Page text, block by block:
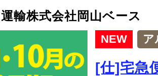
輸株式会社岡山ベース
NEW ア
[仕]宅急